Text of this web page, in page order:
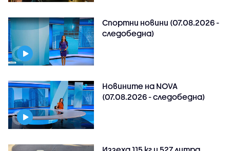
Спортни новини (07.08.2026 -
следобедна)
Новините на NOVA
(07.08.2026 - следобедна)